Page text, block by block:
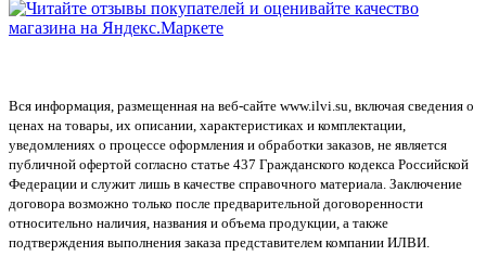
Вся информация, размещенная на веб-сайте www.ilvi.su, включая сведения о
ценах на товары, их описании, характеристиках и комплектации,
уведомлениях о процессе оформления и обработки заказов, не является
публичной офертой согласно статье 437 Гражданского кодекса Российской
Федерации и служит лишь в качестве справочного материала. Заключение
договора возможно только после предварительной договоренности
относительно наличия, названия и объема продукции, а также
подтверждения выполнения заказа представителем компании ИЛВИ.